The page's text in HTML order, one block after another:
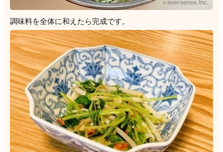
調味料を全体に和えたら完成です。